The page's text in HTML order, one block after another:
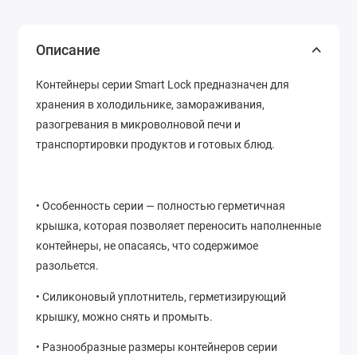
Описание
Контейнеры серии Smart Lock предназначен для
хранения в холодильнике, замораживания,
разогревания в микроволновой печи и
транспортировки продуктов и готовых блюд.
• Особенность серии — полностью герметичная
крышка, которая позволяет переносить наполненные
контейнеры, не опасаясь, что содержимое
разольется.
• Силиконовый уплотнитель, герметизирующий
крышку, можно снять и промыть.
• Разнообразные размеры контейнеров серии